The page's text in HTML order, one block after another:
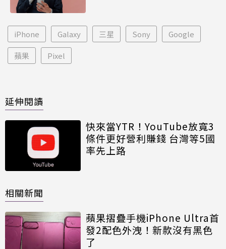
iPhone Galaxy 三星 Sony Google
蘋果 Pixel
延伸閱讀
快來當YTR！YouTube放寬3
條件更好營利賺錢 台灣等5國
率先上路
相關新聞
蘋果摺疊手機iPhone Ultra首
發2配色外洩！新款沒有黑色
了